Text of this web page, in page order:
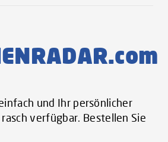
und Ihr persönlicher
rasch verfügbar. Bestellen Sie